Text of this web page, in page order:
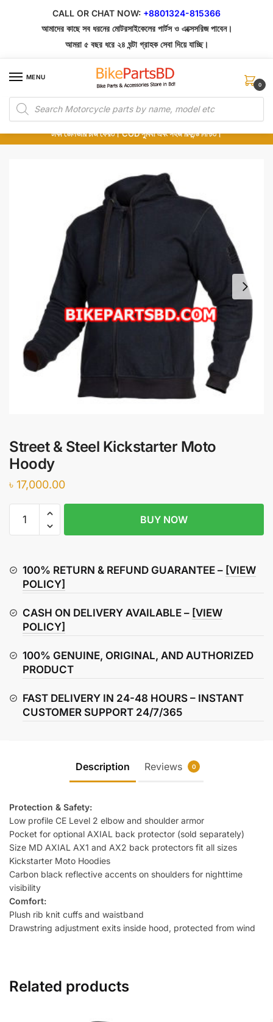
CALL OR CHAT NOW: +8801324-815366
আমাদের কাছে সব ধরনের মোটরসাইকেলের পার্টস ও এক্সেসরিজ পাবেন।
আমরা ৫ বছর ধরে ২৪ ঘন্টা গ্রাহক সেবা দিয়ে যাচ্ছি।
MENU
Products
search
0
১০০% অরিজিনাল পার্টস – শোরুম থেকে সরাসরি সংগ্রহ এবং শুধুমাত্র কুরিয়ার সার্ভিসে ডেলিভারি।
অর্ডার করার পর পার্টের ছবি দেখুন। পছন্দ হলে Cash on Delivery দিন, না হলে ৫ মিনিটে ১৯৯
টাকা ডেলিভারি চার্জ ফেরত। COD সুবিধা এবং সহজ রিফান্ড নিশ্চিত।
Street & Steel Kickstarter Moto
Hoody
৳ 17,000.00
Moto
Hoody
BUY NOW
100% RETURN & REFUND GUARANTEE – [VIEW
POLICY]
CASH ON DELIVERY AVAILABLE – [VIEW
POLICY]
100% GENUINE, ORIGINAL, AND AUTHORIZED
PRODUCT
FAST DELIVERY IN 24-48 HOURS – INSTANT
CUSTOMER SUPPORT 24/7/365
Description Reviews 0
Protection & Safety:
Low profile CE Level 2 elbow and shoulder armor
Pocket for optional AXIAL back protector (sold separately)
Size MD AXIAL AX1 and AX2 back protectors fit all sizes
Kickstarter Moto Hoodies
Carbon black reflective accents on shoulders for nighttime
visibility
Comfort:
Plush rib knit cuffs and waistband
Drawstring adjustment exits inside hood, protected from wind
Related products